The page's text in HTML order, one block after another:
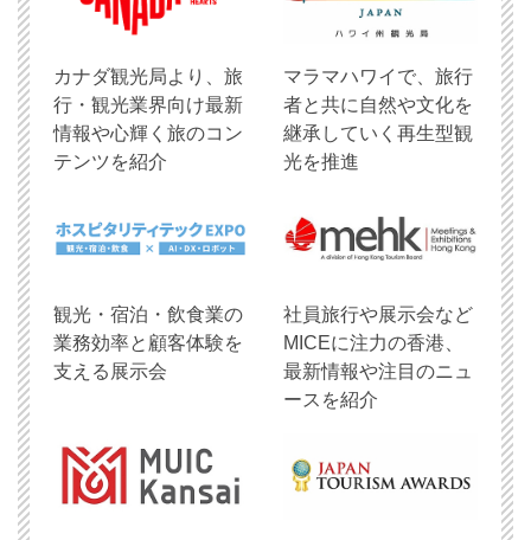
​カナダ観光局より、旅
行・観光業界向け最新
情報や心輝く旅のコン
テンツを紹介
マラマハワイで、旅行
者と共に自然や文化を
継承していく再生型観
光を推進
観光・宿泊・飲食業の
業務効率と顧客体験を
支える展示会
社員旅行や展示会など
MICEに注力の香港、
最新情報や注目のニュ
ースを紹介